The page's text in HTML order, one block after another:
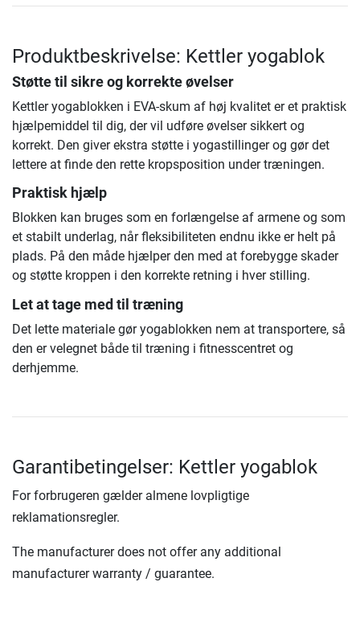
Produktbeskrivelse: Kettler yogablok
Støtte til sikre og korrekte øvelser
Kettler yogablokken i EVA-skum af høj kvalitet er et praktisk
hjælpemiddel til dig, der vil udføre øvelser sikkert og
korrekt. Den giver ekstra støtte i yogastillinger og gør det
lettere at finde den rette kropsposition under træningen.
Praktisk hjælp
Blokken kan bruges som en forlængelse af armene og som
et stabilt underlag, når fleksibiliteten endnu ikke er helt på
plads. På den måde hjælper den med at forebygge skader
og støtte kroppen i den korrekte retning i hver stilling.
Let at tage med til træning
Det lette materiale gør yogablokken nem at transportere, så
den er velegnet både til træning i fitnesscentret og
derhjemme.
Garantibetingelser: Kettler yogablok
For forbrugeren gælder almene lovpligtige
reklamationsregler.
The manufacturer does not offer any additional
manufacturer warranty / guarantee.